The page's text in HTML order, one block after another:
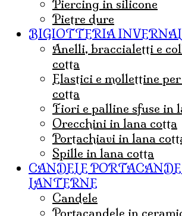
Piercing in silicone
Pietre dure
BIGIOTTERIA
Anelli, braccialetti e collane in lana
cotta
Elastici e mollettine per capelli in lana
cotta
Fiori e palline sfuse in
Orecchini in lana cotta
Portachiavi in lana
Spille in lana cotta
CANDELE PORTACANDELE E
LANTERNE
candele
portacandele in